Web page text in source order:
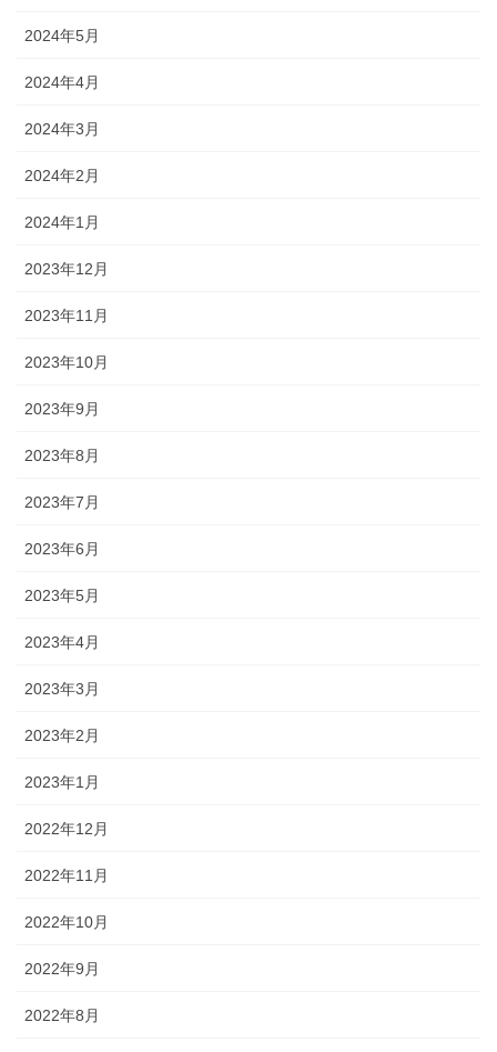
2024年5月
2024年4月
2024年3月
2024年2月
2024年1月
2023年12月
2023年11月
2023年10月
2023年9月
2023年8月
2023年7月
2023年6月
2023年5月
2023年4月
2023年3月
2023年2月
2023年1月
2022年12月
2022年11月
2022年10月
2022年9月
2022年8月